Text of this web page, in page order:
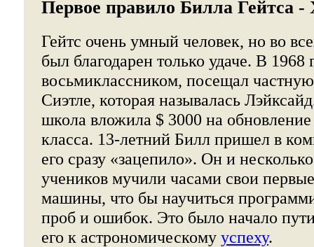
Первое правило Билла Гейтса -
Гейтс очень умный человек, но во
был благодарен только удаче. В 1968
восьмиклассником, посещал
Сиэтле, которая называлась
школа вложила $ 3000 на
класса. 13-летний Билл пришел в
его сразу «зацепило». Он и
учеников мучили часами свои
машины, что бы научиться
проб и ошибок. Это было начало
его к астрономическому успеху.